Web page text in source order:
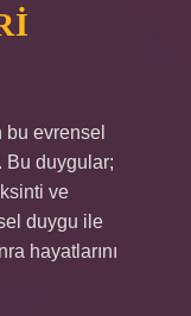
bu evrensel
Bu duygular;
ve
duygu ile
hayatlarını